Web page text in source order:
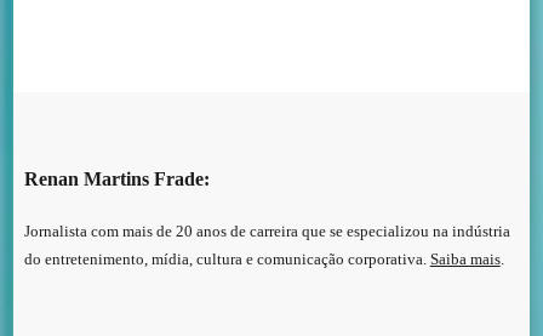
Renan Martins Frade:
Jornalista com mais de 20 anos de carreira que se especializou na indústria
do entretenimento, mídia, cultura e comunicação corporativa. Saiba mais.